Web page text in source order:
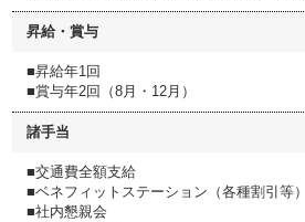
昇給・賞与
■昇給年1回
■賞与年2回（8月・12月）
諸手当
■交通費全額支給
■ベネフィットステーション（各種割引等）
■社内懇親会